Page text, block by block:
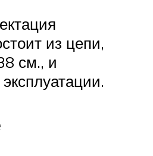
из цепи,
см., и